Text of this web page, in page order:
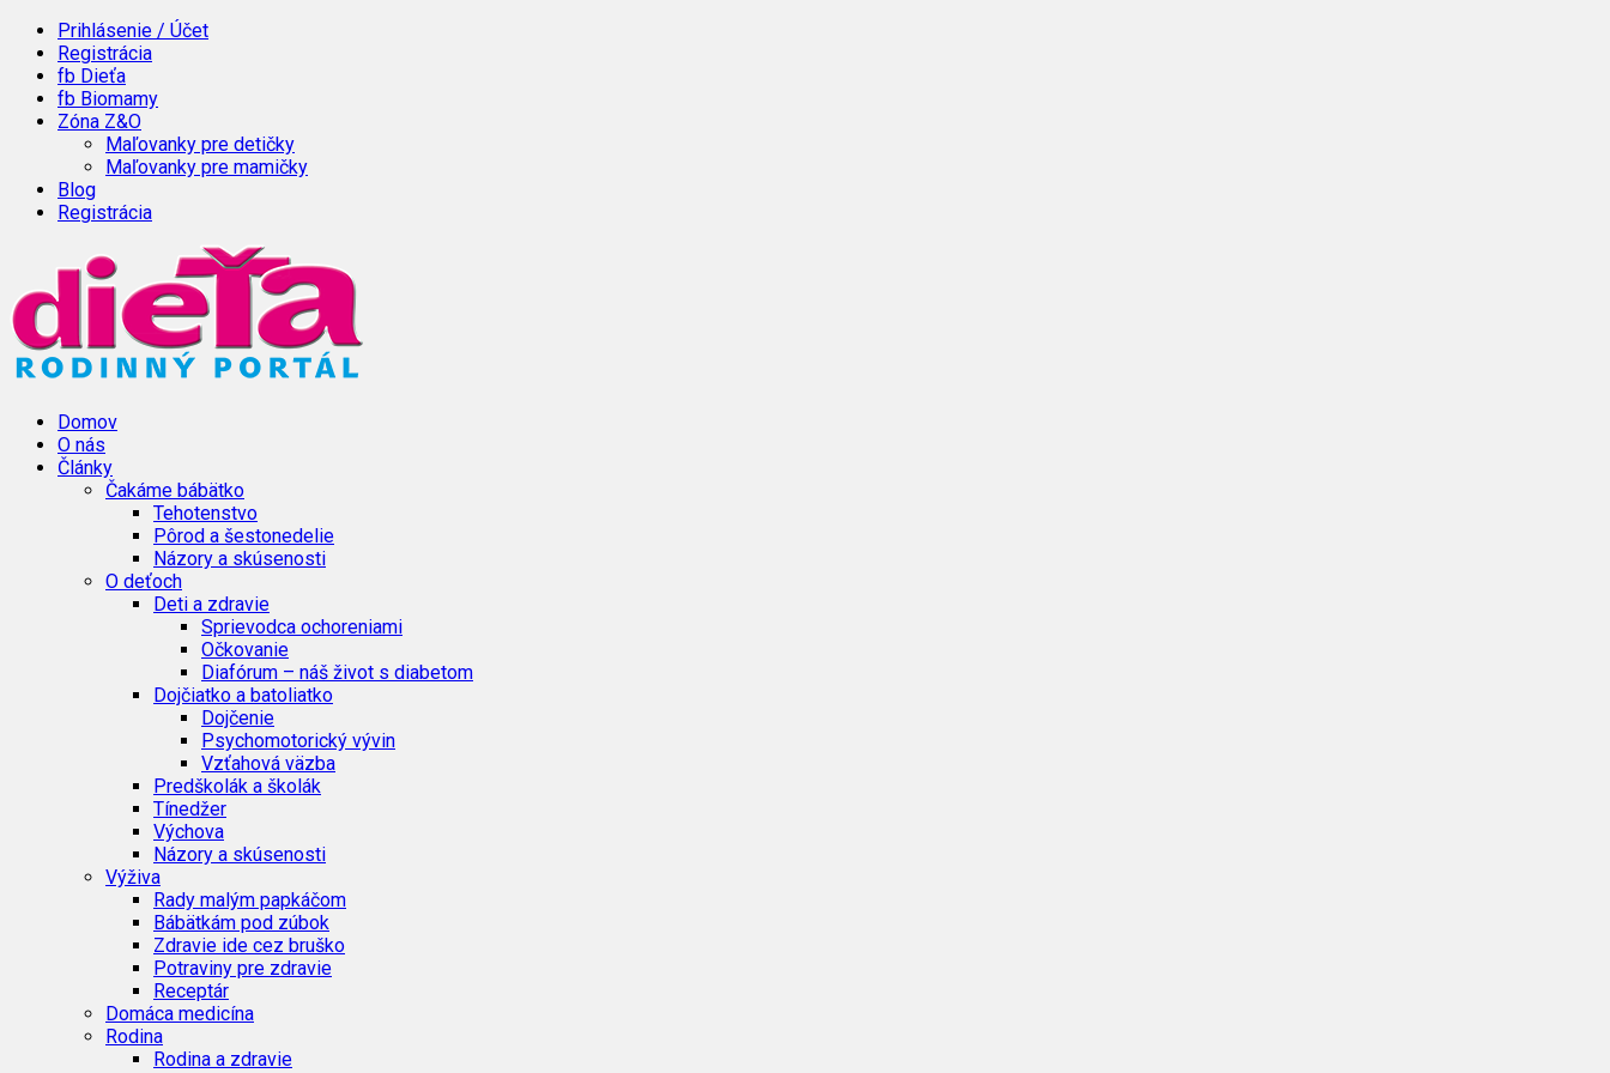
Prihlásenie / Účet
Registrácia
fb Dieťa
fb Biomamy
Zóna Z&O
Maľovanky pre detičky
Maľovanky pre mamičky
Blog
Registrácia
Domov
O nás
Články
Čakáme bábätko
Tehotenstvo
Pôrod a šestonedelie
Názory a skúsenosti
O deťoch
Deti a zdravie
Sprievodca ochoreniami
Očkovanie
Diafórum – náš život s diabetom
Dojčiatko a batoliatko
Dojčenie
Psychomotorický vývin
Vzťahová väzba
Predškolák a školák
Tínedžer
Výchova
Názory a skúsenosti
Výživa
Rady malým papkáčom
Bábätkám pod zúbok
Zdravie ide cez bruško
Potraviny pre zdravie
Receptár
Domáca medicína
Rodina
Rodina a zdravie